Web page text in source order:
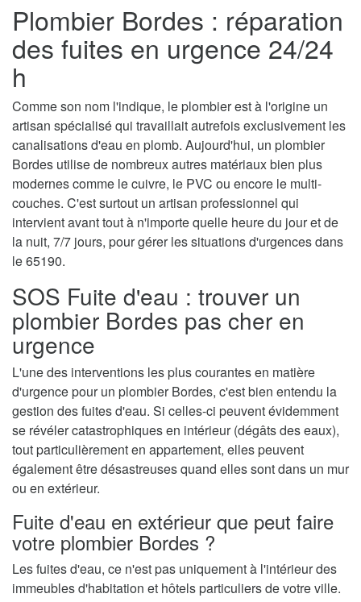
Plombier Bordes : réparation
des fuites en urgence 24/24
h
Comme son nom l'indique, le plombier est à l'origine un
artisan spécialisé qui travaillait autrefois exclusivement les
canalisations d'eau en plomb. Aujourd'hui, un plombier
Bordes utilise de nombreux autres matériaux bien plus
modernes comme le cuivre, le PVC ou encore le multi-
couches. C'est surtout un artisan professionnel qui
intervient avant tout à n'importe quelle heure du jour et de
la nuit, 7/7 jours, pour gérer les situations d'urgences dans
le 65190.
SOS Fuite d'eau : trouver un
plombier Bordes pas cher en
urgence
L'une des interventions les plus courantes en matière
d'urgence pour un plombier Bordes, c'est bien entendu la
gestion des fuites d'eau. Si celles-ci peuvent évidemment
se révéler catastrophiques en intérieur (dégâts des eaux),
tout particulièrement en appartement, elles peuvent
également être désastreuses quand elles sont dans un mur
ou en extérieur.
Fuite d'eau en extérieur que peut faire
votre plombier Bordes ?
Les fuites d'eau, ce n'est pas uniquement à l'intérieur des
immeubles d'habitation et hôtels particuliers de votre ville.